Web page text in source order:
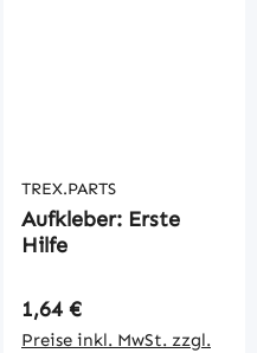
TREX.PARTS
Aufkleber: Erste
Hilfe
Regulärer Preis:
1,64 €
Preise inkl. MwSt. zzgl.